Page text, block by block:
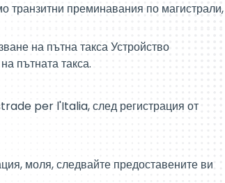
транзитни преминавания по магистрали,
на пътна такса Устройство
пътната такса.
per l'Italia, след регистрация от
моля, следвайте предоставените ви